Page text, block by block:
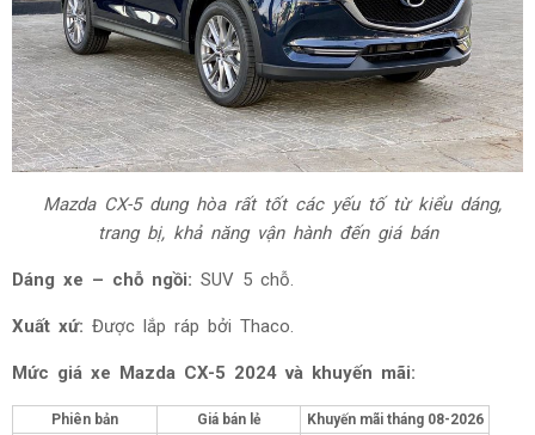
Mazda CX-5 dung hòa rất tốt các yếu tố từ kiểu dáng,
trang bị, khả năng vận hành đến giá bán
Dáng xe – chỗ ngồi: SUV 5 chỗ.
Xuất xứ: Được lắp ráp bởi Thaco.
Mức giá xe Mazda CX-5 2024 và khuyến mãi:
Phiên bản Giá bán lẻ Khuyến mãi tháng 08-2026